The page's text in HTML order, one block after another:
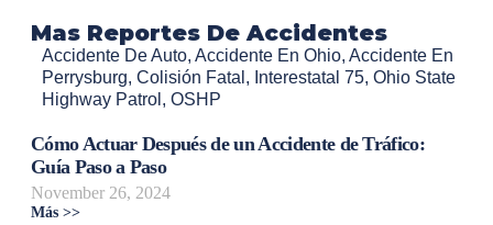
Mas Reportes De Accidentes
Accidente De Auto, Accidente En Ohio, Accidente En
Perrysburg, Colisión Fatal , Interestatal 75, Ohio State
Highway Patrol , OSHP
Cómo Actuar Después de un Accidente de Tráfico:
Guía Paso a Paso
November 26, 2024
Más >>